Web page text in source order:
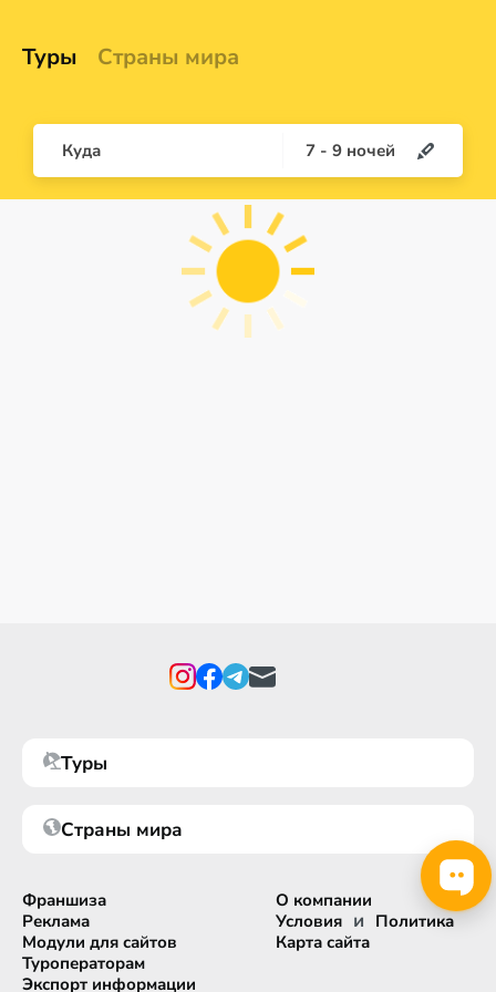
Туры Страны мира
Куда 7 - 9 ночей
Туры
Страны мира
Франшиза
Реклама
Модули для сайтов
Туроператорам
Экспорт информации
О компании
Условия и Политика
Карта сайта